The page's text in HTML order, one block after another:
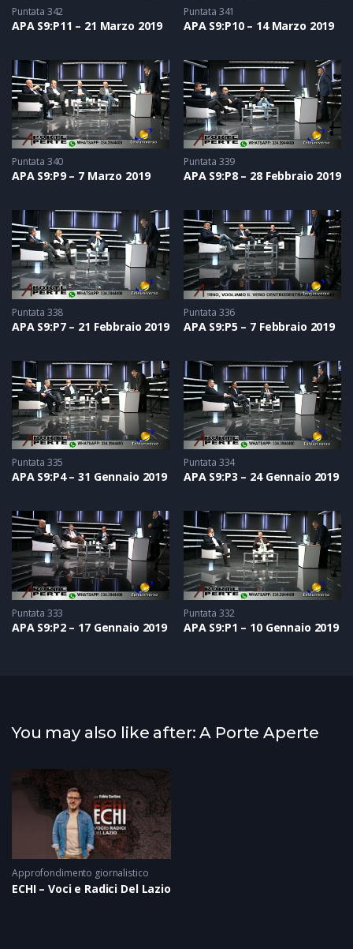
Puntata 342
APA S9:P11 – 21 Marzo 2019
Puntata 341
APA S9:P10 – 14 Marzo 2019
Puntata 340
APA S9:P9 – 7 Marzo 2019
Puntata 339
APA S9:P8 – 28 Febbraio 2019
Puntata 338
APA S9:P7 – 21 Febbraio 2019
Puntata 336
APA S9:P5 – 7 Febbraio 2019
Puntata 335
APA S9:P4 – 31 Gennaio 2019
Puntata 334
APA S9:P3 – 24 Gennaio 2019
Puntata 333
APA S9:P2 – 17 Gennaio 2019
Puntata 332
APA S9:P1 – 10 Gennaio 2019
You may also like after: A Porte Aperte
Approfondimento giornalistico
ECHI – Voci e Radici Del Lazio